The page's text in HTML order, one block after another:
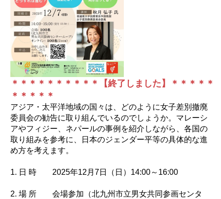
＊＊＊＊＊＊＊＊＊＊【終了しました】＊＊＊＊＊
＊＊＊＊＊
アジア・太平洋地域の国々は、どのように女子差別撤廃
委員会の勧告に取り組んでいるのでしょうか。マレーシ
アやフィジー、ネパールの事例を紹介しながら、各国の
取り組みを参考に、日本のジェンダー平等の具体的な進
め方を考えます。
1. 日 時 2025年12月7日（日）14:00～16:00
2. 場 所 会場参加（北九州市立男女共同参画センタ